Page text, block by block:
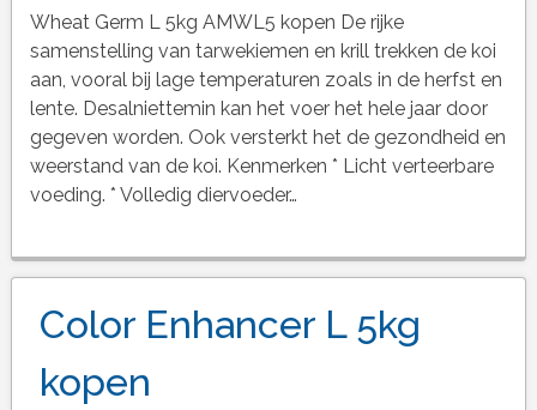
Wheat Germ L 5kg AMWL5 kopen De rijke
samenstelling van tarwekiemen en krill trekken de koi
aan, vooral bij lage temperaturen zoals in de herfst en
lente. Desalniettemin kan het voer het hele jaar door
gegeven worden. Ook versterkt het de gezondheid en
weerstand van de koi. Kenmerken * Licht verteerbare
voeding. * Volledig diervoeder…
Color Enhancer L 5kg
kopen